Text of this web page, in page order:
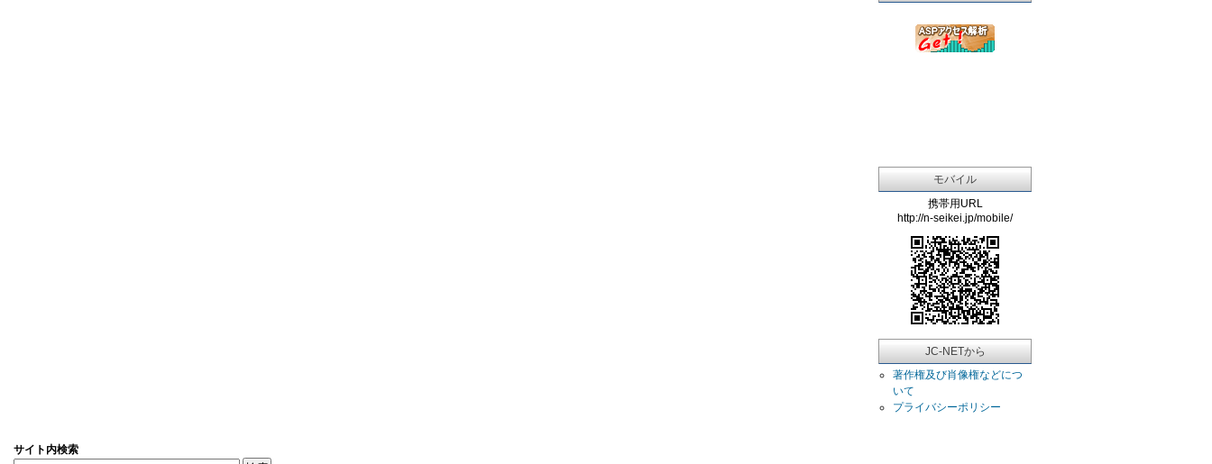
モバイル
携帯用URL
http://n-seikei.jp/mobile/
JC-NETから
著作権及び肖像権などにつ
いて
プライバシーポリシー
サイト内検索